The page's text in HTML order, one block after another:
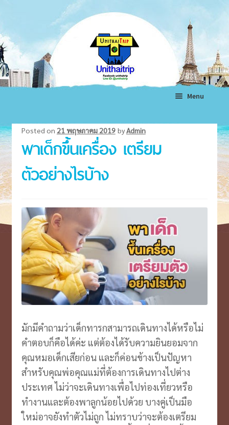
navigation
content
Menu
ทัวร์ต่างประเทศ
Expand
menu
ทัวร์ในประเทศ
Expand
menu
Expand
โรงแรม
Expand
VOUCHER บุฟเฟ่ต์ ล่องเรือ
ตั๋วเครื่องบิน/รถ
บินตรงเชียงใหม่
ประกันเ/ไวไฟ/เล้านจ์
Expand
menu
รีวิว
Expand
Posted on 21 พฤษภาคม 2019 by Admin
พาเด็กขึ้นเครื่อง เตรียม
ตัวอย่างไรบ้าง
มักมีคำถามว่าเด็กทารกสามารถเดินทางได้หรือไม่
คำตอบก็คือได้ค่ะ แต่ต้องได้รับความยินยอมจาก
คุณหมอเด็กเสียก่อน และก็ค่อนข้างเป็นปัญหา
สำหรับคุณพ่อคุณแม่ที่ต้องการเดินทางไปต่าง
ประเทศ ไม่ว่าจะเดินทางเพื่อไปท่องเที่ยวหรือ
ทำงานและต้องพาลูกน้อยไปด้วย บางคู่เป็นมือ
ใหม่อาจยังทำตัวไม่ถูก ไม่ทราบว่าจะต้องเตรียม